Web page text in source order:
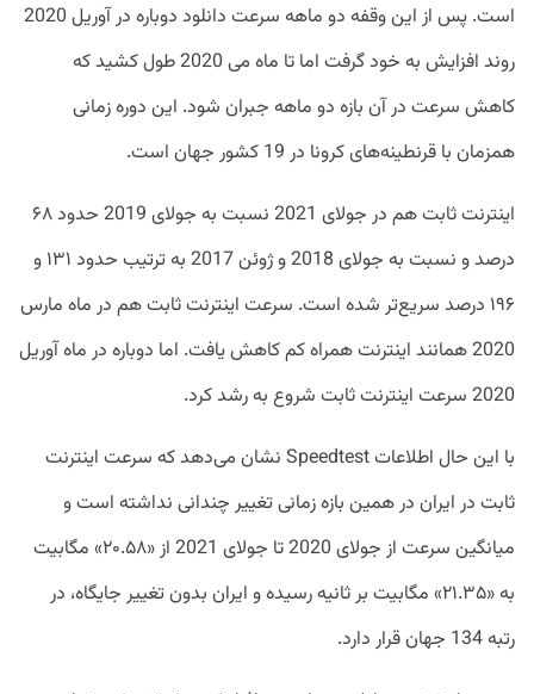
است. پس از این وقفه دو ماهه سرعت دانلود دوباره در آوریل 2020
روند افزایش به خود گرفت اما تا ماه می 2020 طول کشید که
کاهش سرعت در آن بازه دو ماهه جبران شود. این دوره زمانی
همزمان با قرنطینه‌های کرونا در 19 کشور جهان است.
اینترنت ثابت هم در جولای 2021 نسبت به جولای 2019 حدود ۶۸
درصد و نسبت به جولای 2018 و ژوئن 2017 به ترتیب حدود ۱۳۱ و
۱۹۶ درصد سریع‌تر شده است. سرعت اینترنت ثابت هم در ماه مارس
2020 همانند اینترنت همراه کم کاهش یافت. اما دوباره در ماه آوریل
2020 سرعت اینترنت ثابت شروع به رشد کرد.
با این حال اطلاعات Speedtest نشان می‌دهد که سرعت اینترنت
ثابت در ایران در همین بازه زمانی تغییر چندانی نداشته است و
میانگین سرعت از جولای 2020 تا جولای 2021 از «۲۰.۵۸» مگابیت
به «۲۱.۳۵» مگابیت بر ثانیه رسیده و ایران بدون تغییر جایگاه، در
رتبه 134 جهان قرار دارد.